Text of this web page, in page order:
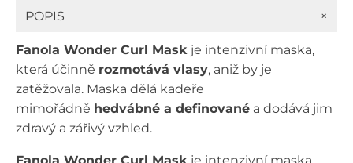
POPIS +
Fanola Wonder Curl Mask je intenzivní maska,
která účinně rozmotává vlasy, aniž by je
zatěžovala. Maska dělá kadeře
mimořádně hedvábné a definované a dodává jim
zdravý a zářivý vzhled.
Fanola Wonder Curl Mask je intenzivní maska,